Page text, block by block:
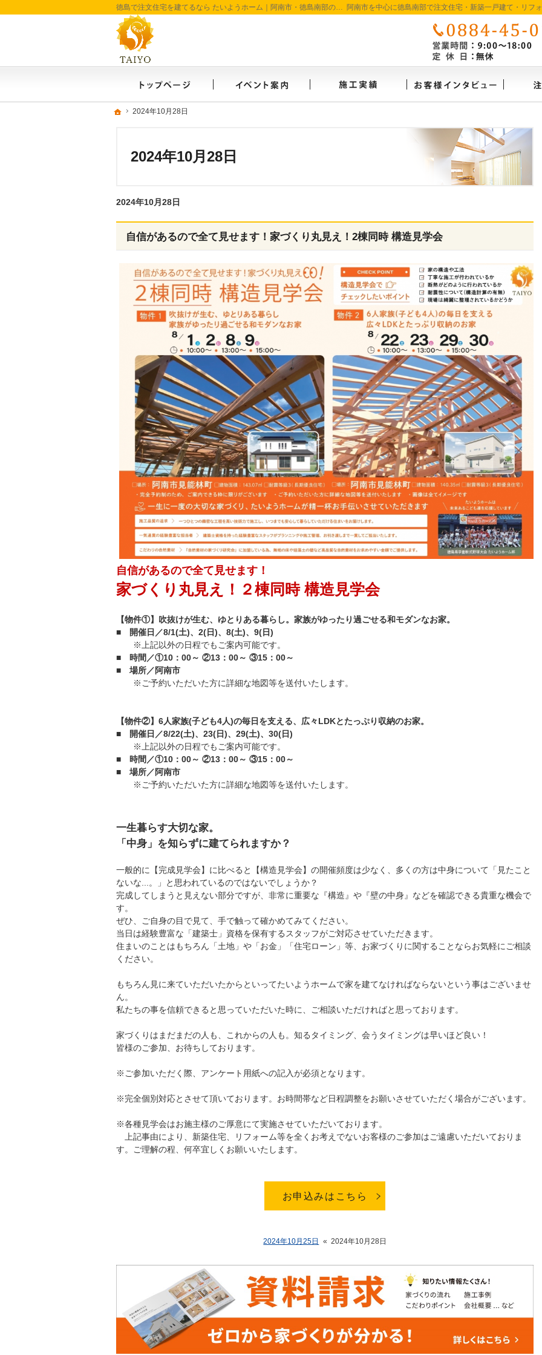
ホーム
2024年10月28日
2024年10月28日
徳島で注文住宅を建てるなら たいようホーム｜阿南市・徳島南部の地域密着工務店
2024年10月28日
自信があるので全て見せます！家づくり丸見え！2棟同時 構造見学会
自信があるので全て見せます！
家づくり丸見え！２棟同時 構造見学会
【物件①】吹抜けが生む、ゆとりある暮らし。家族がゆったり過ごせる和モダンなお家。
■ 開催日／8/1(土)、2(日)、8(土)、9(日)
※上記以外の日程でもご案内可能です。
■ 時間／①10：00～ ②13：00～ ③15：00～
■ 場所／阿南市
※ご予約いただいた方に詳細な地図等を送付いたします。
【物件②】6人家族(子ども4人)の毎日を支える、広々LDKとたっぷり収納のお家。
■ 開催日／8/22(土)、23(日)、29(土)、30(日)
※上記以外の日程でもご案内可能です。
■ 時間／①10：00～ ②13：00～ ③15：00～
■ 場所／阿南市
※ご予約いただいた方に詳細な地図等を送付いたします。
一生暮らす大切な家。
「中身」を知らずに建てられますか？
一般的に【完成見学会】に比べると【構造見学会】の開催頻度は少なく、多くの方は中身について「見たこと
ないな...。」と思われているのではないでしょうか？
完成してしまうと見えない部分ですが、非常に重要な『構造』や『壁の中身』などを確認できる貴重な機会で
す。
ぜひ、ご自身の目で見て、手で触って確かめてみてください。
当日は経験豊富な「建築士」資格を保有するスタッフがご対応させていただきます。
住まいのことはもちろん「土地」や「お金」「住宅ローン」等、お家づくりに関することならお気軽にご相談
ください。
もちろん見に来ていただいたからといってたいようホームで家を建てなければならないという事はございませ
ん。
私たちの事を信頼できると思っていただいた時に、ご相談いただければと思っております。
家づくりはまだまだの人も、これからの人も。知るタイミング、会うタイミングは早いほど良い！
皆様のご参加、お待ちしております。
※ご参加いただく際、アンケート用紙への記入が必須となります。
※完全個別対応とさせて頂いております。お時間帯など日程調整をお願いさせていただく場合がございます。
※各種見学会はお施主様のご厚意にて実施させていただいております。
上記事由により、新築住宅、リフォーム等を全くお考えでないお客様のご参加はご遠慮いただいておりま
す。ご理解の程、何卒宜しくお願いいたします。
お申込みはこちら
2024年10月25日 « 2024年10月28日
ホーム
2024年10月28日